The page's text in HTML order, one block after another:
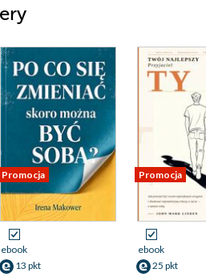
Promocja
ebook
13 pkt
Promocja
ebook
25 pkt